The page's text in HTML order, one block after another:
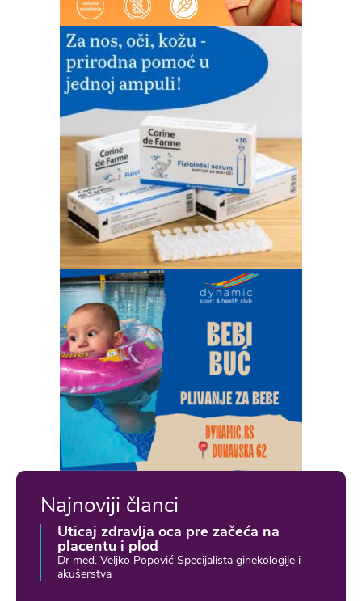
Najnoviji članci
Uticaj zdravlja oca pre začeća na
placentu i plod
Dr med. Veljko Popović Specijalista ginekologije i
akušerstva